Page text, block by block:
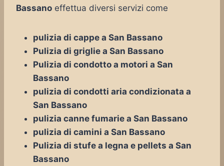
Bassano effettua diversi servizi come
pulizia di cappe a San Bassano
Pulizia di griglie a San Bassano
Pulizia di condotto a motori a San
Bassano
pulizia di condotti aria condizionata a
San Bassano
pulizia canne fumarie a San Bassano
pulizia di camini a San Bassano
Pulizia di stufe a legna e pellets a San
Bassano